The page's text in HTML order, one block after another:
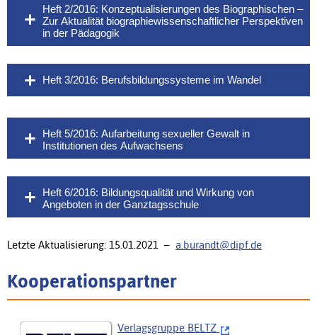
Heft 2/2016: Konzeptualisierungen des Biographischen –
Zur Aktualität biographiewissenschaftlicher Perspektiven
in der Pädagogik
Heft 3/2016: Berufsbildungssysteme im Wandel
Heft 5/2016: Aufarbeitung sexueller Gewalt in
Institutionen des Aufwachsens
Heft 6/2016: Bildungsqualität und Wirkung von
Angeboten in der Ganztagsschule
Letzte Aktualisierung: 15.01.2021 – a.burandt@dipf.de
Kooperationspartner
Verlagsgruppe BELTZ